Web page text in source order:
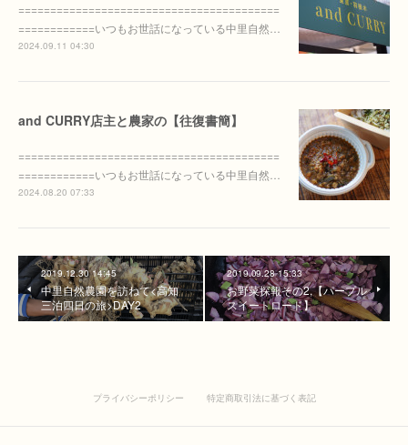
=========================================
============いつもお世話になっている中里自然…
2024.09.11 04:30
and CURRY店主と農家の【往復書簡】
=========================================
============いつもお世話になっている中里自然…
2024.08.20 07:33
2019.12.30 14:45
中里自然農園を訪ねて<高知
三泊四日の旅>DAY2
2019.09.28 15:33
お野菜探報その2,【パープル
スイートロード】
プライバシーポリシー 特定商取引法に基づく表記